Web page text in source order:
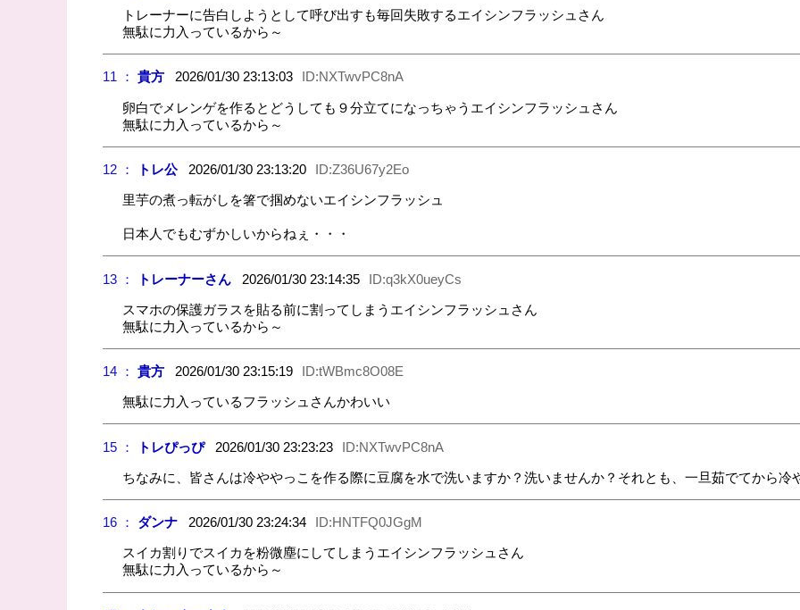
トレーナーに告白しようとして呼び出すも毎回失敗するエイシンフラッシュさん
無駄に力入っているから～
11 ： 貴方2026/01/30 23:13:03 ID:NXTwvPC8nA
卵白でメレンゲを作るとどうしても９分立てになっちゃうエイシンフラッシュさん
無駄に力入っているから～
12 ： トレ公2026/01/30 23:13:20 ID:Z36U67y2Eo
里芋の煮っ転がしを箸で掴めないエイシンフラッシュ
日本人でもむずかしいからねぇ・・・
13 ： トレーナーさん2026/01/30 23:14:35 ID:q3kX0ueyCs
スマホの保護ガラスを貼る前に割ってしまうエイシンフラッシュさん
無駄に力入っているから～
14 ： 貴方2026/01/30 23:15:19 ID:tWBmc8O08E
無駄に力入っているフラッシュさんかわいい
15 ： トレぴっぴ2026/01/30 23:23:23 ID:NXTwvPC8nA
ちなみに、皆さんは冷ややっこを作る際に豆腐を水で洗いますか？洗いませんか？それとも、一旦茹でてから冷
16 ： ダンナ2026/01/30 23:24:34 ID:HNTFQ0JGgM
スイカ割りでスイカを粉微塵にしてしまうエイシンフラッシュさん
無駄に力入っているから～